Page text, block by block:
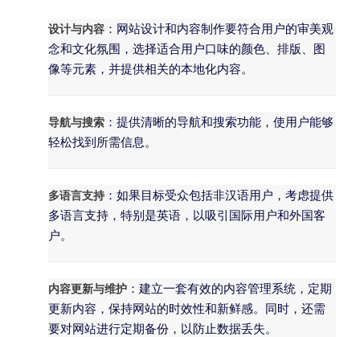
设计与内容 ：网站设计和内容制作要符合用户的审美观
念和文化氛围，选择适合用户口味的颜色、排版、图
像等元素，并提供相关的本地化内容。
导航与搜索 ：提供清晰的导航和搜索功能，使用户能够
轻松找到所需信息。
多语言支持 ：如果目标受众包括非汉语用户，考虑提供
多语言支持，特别是英语，以吸引国际用户和外国客
户。
内容更新与维护 ：建立一套有效的内容管理系统，定期
更新内容，保持网站的时效性和新鲜感。同时，还需
要对网站进行定期备份，以防止数据丢失。